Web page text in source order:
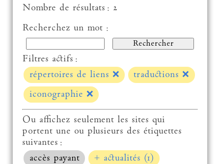
Nombre de résultats : 2
Recherchez un mot :
Filtres actifs :
répertoires de liens ❌ traductions❌
iconographie ❌
Ou affichez seulement les sites qui
portent une ou plusieurs des étiquettes
suivantes :
accès payant
+ actualités (1)